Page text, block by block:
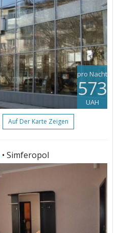
pro Nacht
573
UAH
Auf Der Karte Zeigen
• Simferopol